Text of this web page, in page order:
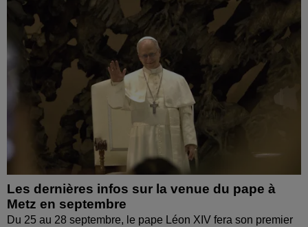
Les dernières infos sur la venue du pape à
Metz en septembre
Du 25 au 28 septembre, le pape Léon XIV fera son premier